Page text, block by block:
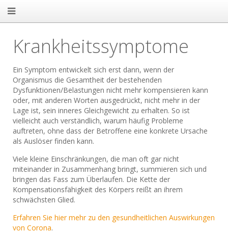
Krankheitssymptome
Ein Symptom entwickelt sich erst dann, wenn der
Organismus die Gesamtheit der bestehenden
Dysfunktionen/Belastungen nicht mehr kompensieren kann
oder, mit anderen Worten ausgedrückt, nicht mehr in der
Lage ist, sein inneres Gleichgewicht zu erhalten. So ist
vielleicht auch verständlich, warum häufig Probleme
auftreten, ohne dass der Betroffene eine konkrete Ursache
als Auslöser finden kann.
Viele kleine Einschränkungen, die man oft gar nicht
miteinander in Zusammenhang bringt, summieren sich und
bringen das Fass zum Überlaufen. Die Kette der
Kompensationsfähigkeit des Körpers reißt an ihrem
schwächsten Glied.
Erfahren Sie hier mehr zu den gesundheitlichen Auswirkungen
von Corona.